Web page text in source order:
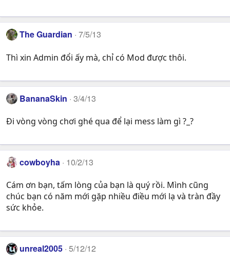
The Guardian 7/5/13
Thì xin Admin đổi ấy mà, chỉ có Mod được thôi.
BananaSkin 3/4/13
Đi vòng vòng chơi ghé qua để lại mess làm gì ?_?
cowboyha 10/2/13
Cám ơn bạn, tấm lòng của bạn là quý rồi. Mình cũng
chúc bạn có năm mới gặp nhiều điều mới lạ và tràn đầy
sức khỏe.
unreal2005 5/12/12